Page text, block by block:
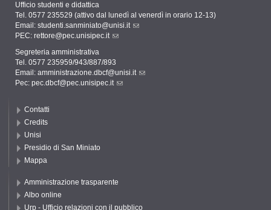
Ufficio studenti e didattica
Tel. 0577 235529 (attivo dal lunedì al venerdì in orario 12-13)
Email: studenti.sanminiato@unisi.it
PEC: rettore@pec.unisipec.it
Segreteria amministrativa
Tel. 0577 235959/943/887/893
Email: amministrazione.dbcf@unisi.it
Pec: pec.dbcf@pec.unisipec.it
Contatti
Credits
Unisi
Presidio di San Miniato
Mappa
Amministrazione trasparente
Albo online
Urp - Ufficio relazioni con il pubblico